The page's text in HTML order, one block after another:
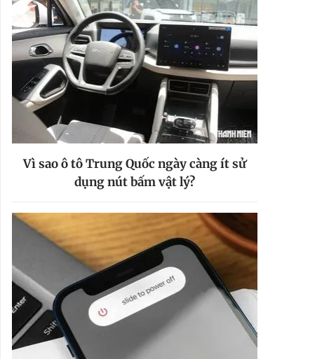
Vì sao ô tô Trung Quốc ngày càng ít sử
dụng nút bấm vật lý?